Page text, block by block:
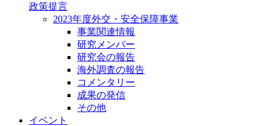
政策提言
2023年度外交・安全保障事業
事業関連情報
研究メンバー
研究会の報告
海外調査の報告
コメンタリー
成果の発信
その他
イベント